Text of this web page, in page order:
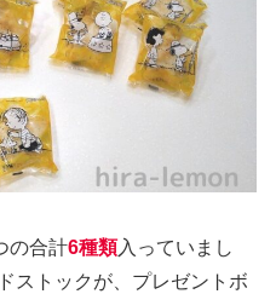
の合計6種類入っていまし
ストックが、プレゼントボ